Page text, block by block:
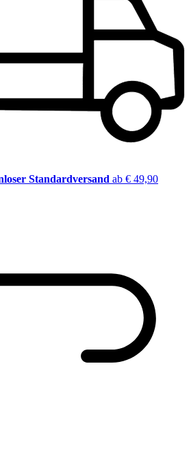
Standardversand ab € 49,90